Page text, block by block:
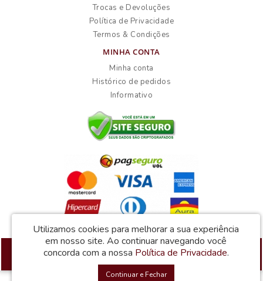
Trocas e Devoluções
Política de Privacidade
Termos & Condições
MINHA CONTA
Minha conta
Histórico de pedidos
Informativo
Atacadão dos Móveis © 2026
Utilizamos cookies para melhorar a sua experiência
em nosso site. Ao continuar navegando você
concorda com a nossa Política de Privacidade.
Continuar e Fechar